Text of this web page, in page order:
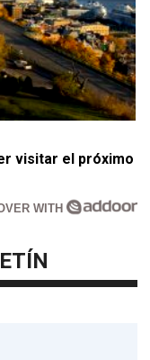
visitar el próximo
WITH